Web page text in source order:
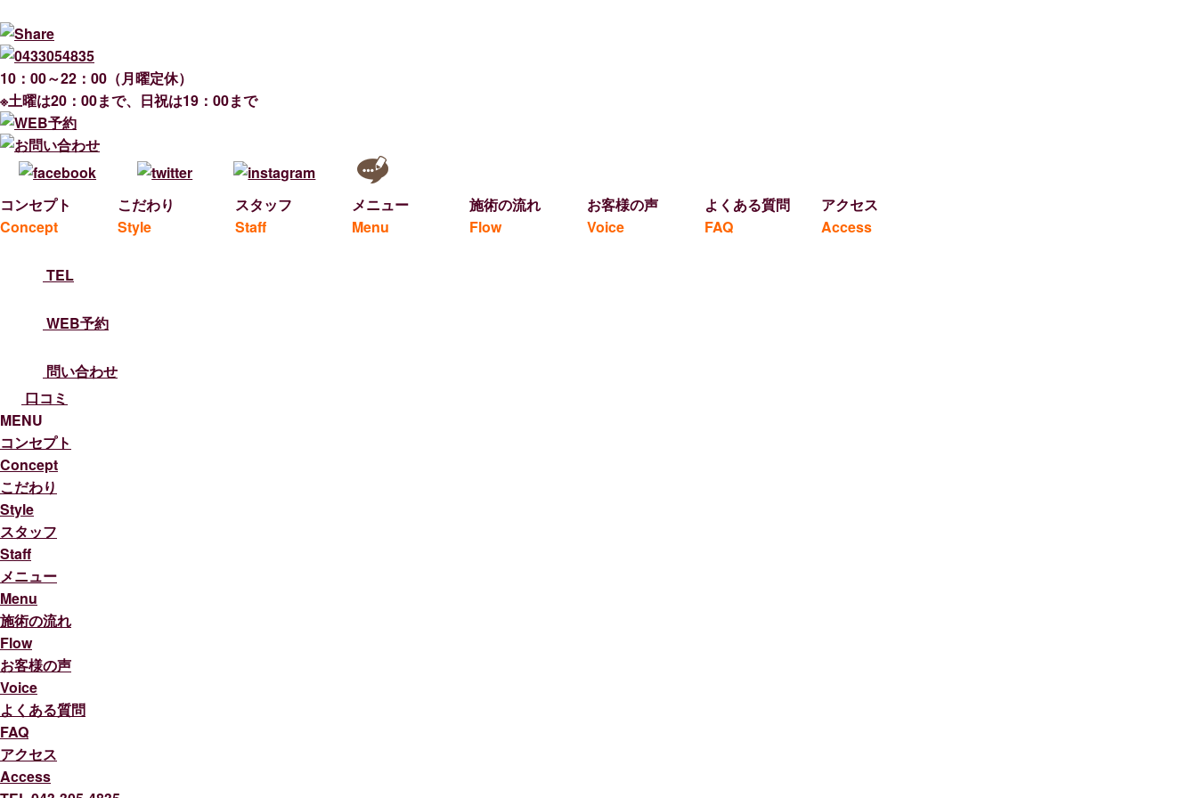
10：00～22：00（月曜定休）
※土曜は20：00まで、日祝は19：00まで
コンセプト
Concept
こだわり
Style
スタッフ
Staff
メニュー
Menu
施術の流れ
Flow
お客様の声
Voice
よくある質問
FAQ
アクセス
Access
TEL
WEB予約
問い合わせ
口コミ
MENU
コンセプト
Concept
こだわり
Style
スタッフ
Staff
メニュー
Menu
施術の流れ
Flow
お客様の声
Voice
よくある質問
FAQ
アクセス
Access